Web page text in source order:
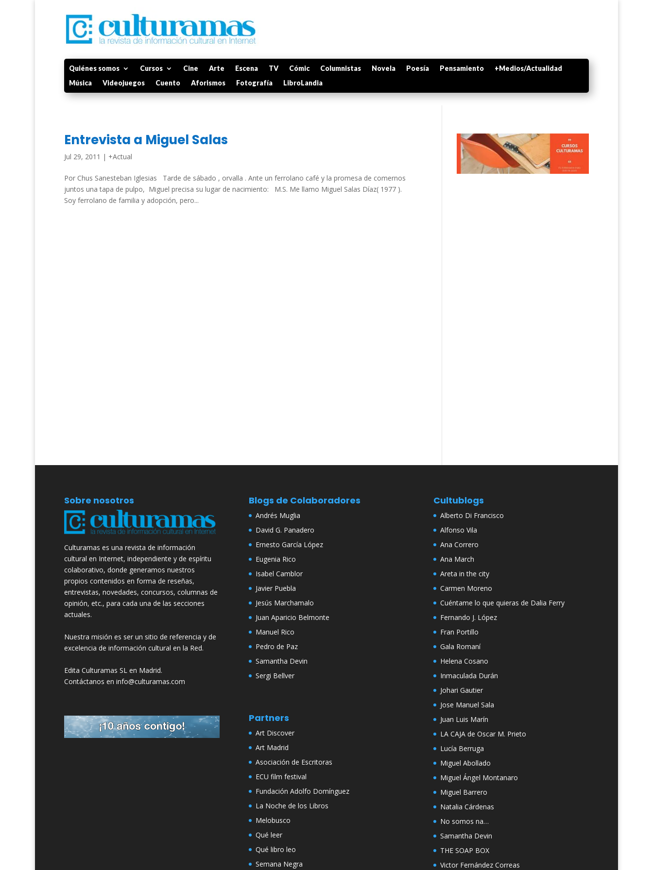
Quiénes somos Cursos Cine Arte Escena TV Cómic Columnistas Novela Poesía Pensamiento
+Medios/Actualidad
Música
Videojuegos Cuento Aforismos Fotografía LibroLandia
Entrevista a Miguel Salas
Jul 29, 2011 | +Actual
Por Chus Sanesteban Iglesias Tarde de sábado , orvalla . Ante un ferrolano café y la promesa de comernos
juntos una tapa de pulpo, Miguel precisa su lugar de nacimiento: M.S. Me llamo Miguel Salas Díaz( 1977 ).
Soy ferrolano de familia y adopción, pero...
Sobre nosotros
Culturamas es una revista de información
cultural en Internet, independiente y de espíritu
colaborativo, donde generamos nuestros
propios contenidos en forma de reseñas,
entrevistas, novedades, concursos, columnas de
opinión, etc., para cada una de las secciones
actuales.
Nuestra misión es ser un sitio de referencia y de
excelencia de información cultural en la Red.
Edita Culturamas SL en Madrid.
Contáctanos en info@culturamas.com
Blogs de Colaboradores
Andrés Muglia
David G. Panadero
Ernesto García López
Eugenia Rico
Isabel Camblor
Javier Puebla
Jesús Marchamalo
Juan Aparicio Belmonte
Manuel Rico
Pedro de Paz
Samantha Devin
Sergi Bellver
Partners
Art Discover
Art Madrid
Asociación de Escritoras
ECU film festival
Fundación Adolfo Domínguez
La Noche de los Libros
Melobusco
Qué leer
Qué libro leo
Semana Negra
Cultublogs
Alberto Di Francisco
Alfonso Vila
Ana Correro
Ana March
Areta in the city
Carmen Moreno
Cuéntame lo que quieras de Dalia Ferry
Fernando J. López
Fran Portillo
Gala Romaní
Helena Cosano
Inmaculada Durán
Johari Gautier
Jose Manuel Sala
Juan Luis Marín
LA CAJA de Oscar M. Prieto
Lucía Berruga
Miguel Abollado
Miguel Ángel Montanaro
Miguel Barrero
Natalia Cárdenas
No somos na…
Samantha Devin
THE SOAP BOX
Victor Fernández Correas